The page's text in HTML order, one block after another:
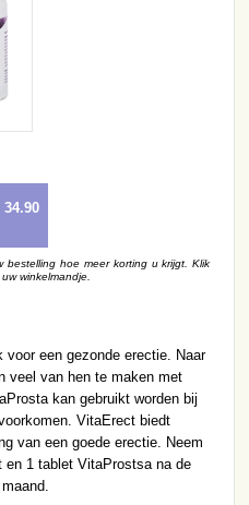
34.90
bestelling hoe meer korting u krijgt. Klik
winkelmandje.
een gezonde erectie. Naar
veel van hen te maken met
kan gebruikt worden bij
VitaErect biedt
van een goede erectie. Neem
1 tablet VitaProstsa na de